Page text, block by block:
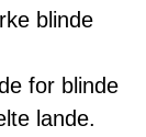
blinde
for blinde
lande.